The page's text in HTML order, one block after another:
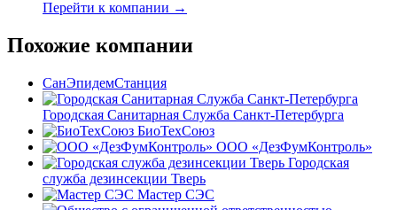
Перейти к компании →
Похожие компании
СанЭпидемСтанция
Городская Санитарная Служба Санкт-Петербурга
БиоТехСоюз
ООО «ДезФумКонтроль»
Городская
служба дезинсекции Тверь
Мастер СЭС